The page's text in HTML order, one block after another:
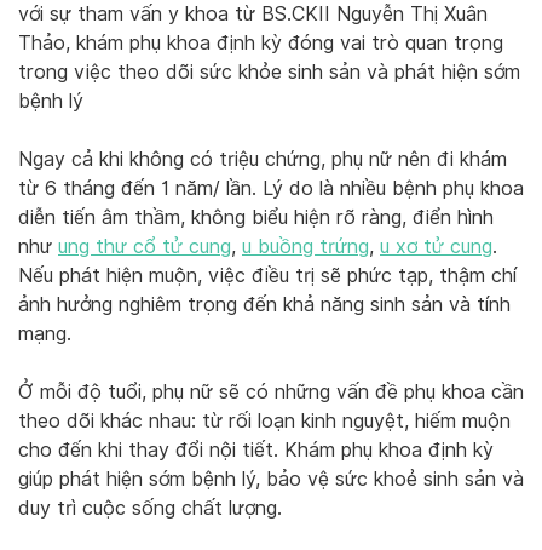
với sự tham vấn y khoa từ BS.CKII Nguyễn Thị Xuân
Thảo, khám phụ khoa định kỳ đóng vai trò quan trọng
trong việc theo dõi sức khỏe sinh sản và phát hiện sớm
bệnh lý
Ngay cả khi không có triệu chứng, phụ nữ nên đi khám
từ 6 tháng đến 1 năm/ lần. Lý do là nhiều bệnh phụ khoa
diễn tiến âm thầm, không biểu hiện rõ ràng, điển hình
như ung thư cổ tử cung, u buồng trứng, u xơ tử cung.
Nếu phát hiện muộn, việc điều trị sẽ phức tạp, thậm chí
ảnh hưởng nghiêm trọng đến khả năng sinh sản và tính
mạng.
Ở mỗi độ tuổi, phụ nữ sẽ có những vấn đề phụ khoa cần
theo dõi khác nhau: từ rối loạn kinh nguyệt, hiếm muộn
cho đến khi thay đổi nội tiết. Khám phụ khoa định kỳ
giúp phát hiện sớm bệnh lý, bảo vệ sức khoẻ sinh sản và
duy trì cuộc sống chất lượng.